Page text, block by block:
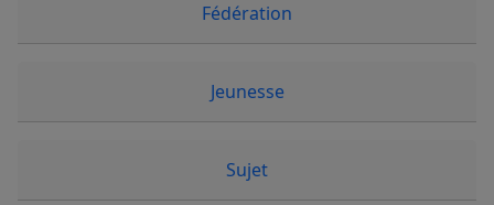
Fédération
Jeunesse
Sujet